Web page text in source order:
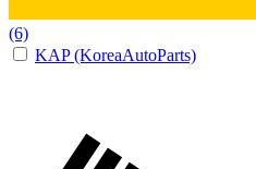
(6)
KAP (KoreaAutoParts)